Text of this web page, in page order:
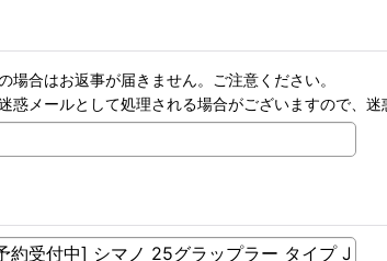
場合はお返事が届きません。ご注意ください。
惑メールとして処理される場合がございますので、迷